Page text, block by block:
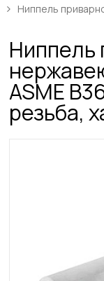
Ниппель
Ниппель
ASME
резьба,